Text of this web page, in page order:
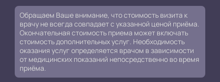
Обращаем Ваше внимание, что стоимость визита к
врачу не всегда совпадает с указанной ценой приёма.
Окончательная стоимость приема может включать
стоимость дополнительных услуг. Необходимость
оказания услуг определяется врачом в зависимости
от медицинских показаний непосредственно во время
приёма.